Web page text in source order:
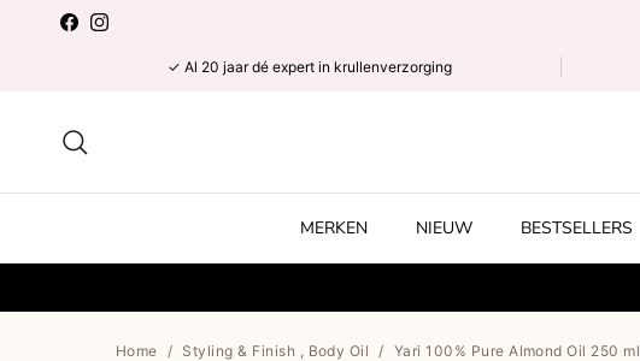
Ga naar inhoud
FacebookInstagram
✓ Al 20 jaar dé expert in krullenverzorging
MERKEN NIEUW BESTSELLERS
Home / Styling & Finish , Body Oil / Yari 100% Pure Almond Oil 250 ml